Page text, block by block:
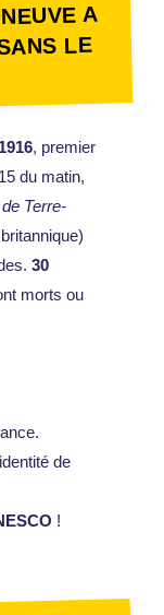
A
LE
, premier
du matin,
Terre-
30
morts ou
de
!